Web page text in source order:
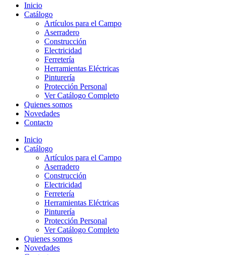
Inicio
Catálogo
Artículos para el Campo
Aserradero
Construcción
Electricidad
Ferretería
Herramientas Eléctricas
Pinturería
Protección Personal
Ver Catálogo Completo
Quienes somos
Novedades
Contacto
Inicio
Catálogo
Artículos para el Campo
Aserradero
Construcción
Electricidad
Ferretería
Herramientas Eléctricas
Pinturería
Protección Personal
Ver Catálogo Completo
Quienes somos
Novedades